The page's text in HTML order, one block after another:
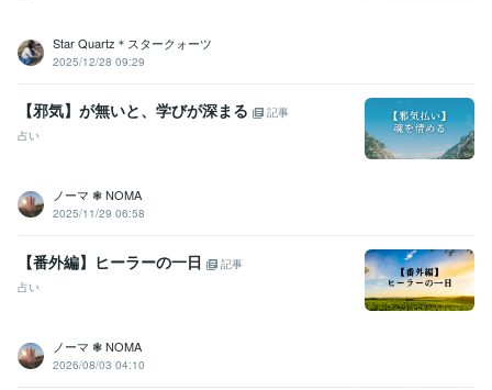
Star Quartz＊スタークォーツ
2025/12/28 09:29
【邪気】が無いと、学びが深まる
記事
占い
ノーマ ❃ NOMA
2025/11/29 06:58
【番外編】ヒーラーの一日
記事
占い
ノーマ ❃ NOMA
2026/08/03 04:10